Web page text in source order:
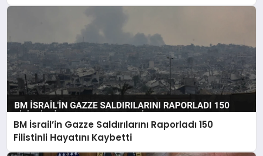
BM İsrail’in Gazze Saldırılarını Raporladı 150
Filistinli Hayatını Kaybetti